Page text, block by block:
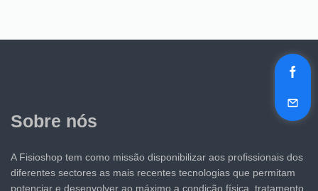
Sobre nós
A Fisioshop tem como missão disponibilizar aos profissionais dos
diferentes sectores as mais recentes tecnologias que permitam
potenciar e desenvolver ao máximo a condição física, tratamento